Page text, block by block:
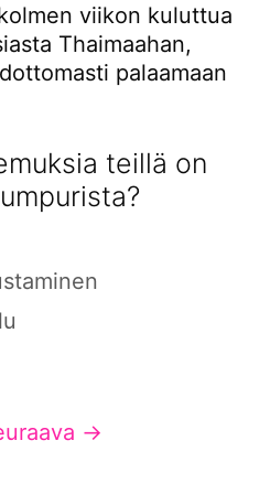
viikon kuluttua
Thaimaahan,
palaamaan
teillä on
→